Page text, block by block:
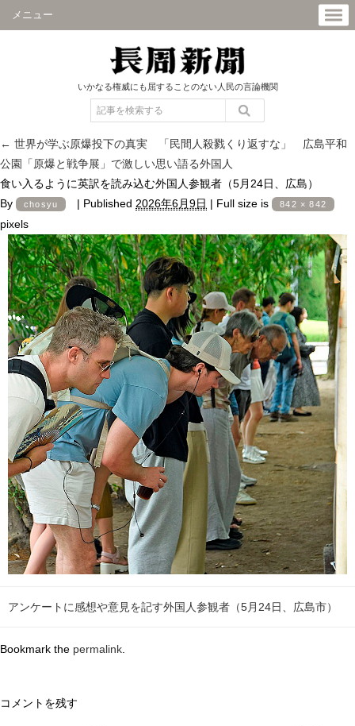
メニュー
いかなる権威にも屈することのない人民の言論機関
← 世界が学ぶ原爆投下の真実 「民間人殺戮くり返すな」 広島平和
公園「原爆と戦争展」で激しい思い語る外国人
食い入るように英訳を読み込む外国人参観者（5月24日、広島）
By
chosyu | Published 2026年6月9日 | Full size is 842 × 842
pixels
アンケートに感想や意見を記す外国人参観者（5月24日、広島市）
Bookmark the permalink
コメントを残す